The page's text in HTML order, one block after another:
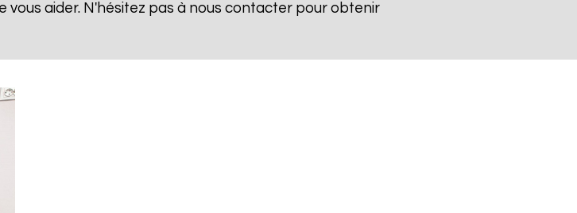
vous aider. N'hésitez pas à nous contacter pour obtenir